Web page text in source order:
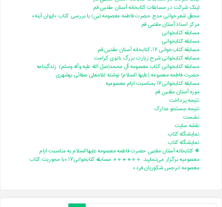
لینک شرکت در مسابقات کتابخانه آستان مقدس قم
محفل شعرخوانی مدح حضرت فاطمه معصومه (س) با بررسی کتاب «ایوان آینه»
مرکز اسناد آستان مقدس قم
مسابقه کتابخوانی
مسابقه کتابخوانی
مسابقه کتاب‌خوانی ۱۷، کتابخانه آستان مقدس قم
مسابقه کتابخوانی شرح زیارت بزرگ بانوی کرامت
مسابقه کتابخوانی کتاب معصومه آل محمد(صل الله علیه وآله وسلم): زندگینامه
حضرت فاطمه معصومه (علیها السلام) نوشته غلامعلی صفائی بوشهری
مسابقه کتابخوانی۱۷ بمناسبت ایام معصومیه
موزه آستان مقدس قم
نتیجه پرداخت
نتیجه جستجو مدارک
نشست
نقشه سایت
نمایشگاه کتاب
نمایشگاه کتاب
🔶 کتابخانه آستان مقدس حضرت فاطمه معصومه علیهاالسلام به مناسبت ایام
معصومیه برگزار می‌نمایید. 🔹🔹🔸🔸🔹🔹 مسابقه کتابخوانی۱۷ «با محوریت کتاب
معصومه /نرجس شکوریان فرد»